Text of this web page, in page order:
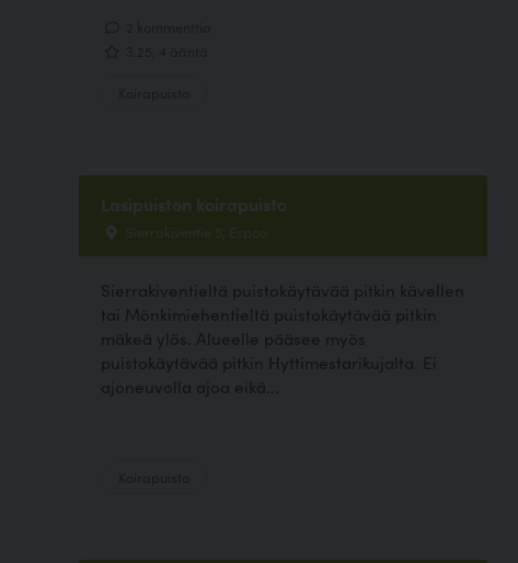
Lasipuiston koirapuisto
Sierrakiventie 5, Espoo
Sierrakiventieltä puistokäytävää pitkin kävellen
tai Mönkimiehentieltä puistokäytävää pitkin
mäkeä ylös. Alueelle pääsee myös
puistokäytävää pitkin Hyttimestarikujalta. Ei
ajoneuvolla ajoa eikä...